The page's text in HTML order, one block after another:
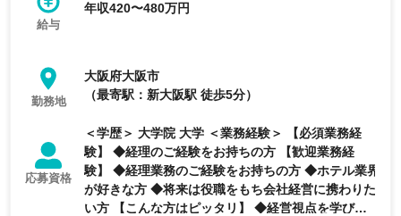
給与
年収420〜480万円
勤務地
大阪府大阪市
（最寄駅：新大阪駅 徒歩5分）
応募資格
＜学歴＞ 大学院 大学 ＜業務経験＞ 【必須業務経
験】 ◆経理のご経験をお持ちの方 【歓迎業務経
験】 ◆経理業務のご経験をお持ちの方 ◆ホテル業界
が好きな方 ◆将来は役職をもち会社経営に携わりた
い方 【こんな方はピッタリ】 ◆経営視点を学びた